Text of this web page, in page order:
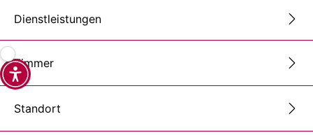
Dienstleistungen
Zimmer
Standort